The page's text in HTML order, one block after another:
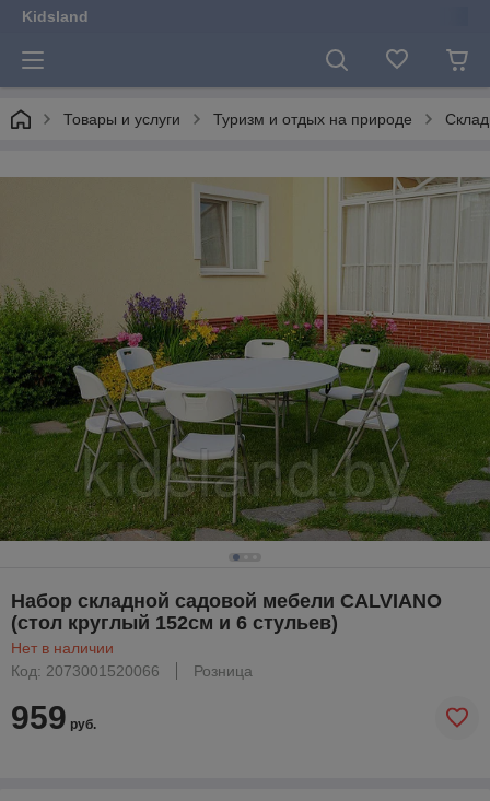
Kidsland
Товары и услуги Туризм и отдых на природе
Набор складной садовой мебели CALVIANO
(стол круглый 152см и 6 стульев)
Нет в наличии
Код: 2073001520066
Розница
959 руб.